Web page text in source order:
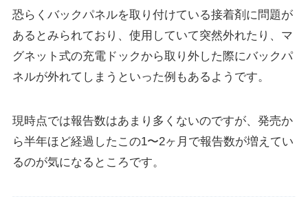
恐らくバックパネルを取り付けている接着剤に問題が
あるとみられており、使用していて突然外れたり、マ
グネット式の充電ドックから取り外した際にバックパ
ネルが外れてしまうといった例もあるようです。
現時点では報告数はあまり多くないのですが、発売か
ら半年ほど経過したこの1〜2ヶ月で報告数が増えてい
るのが気になるところです。